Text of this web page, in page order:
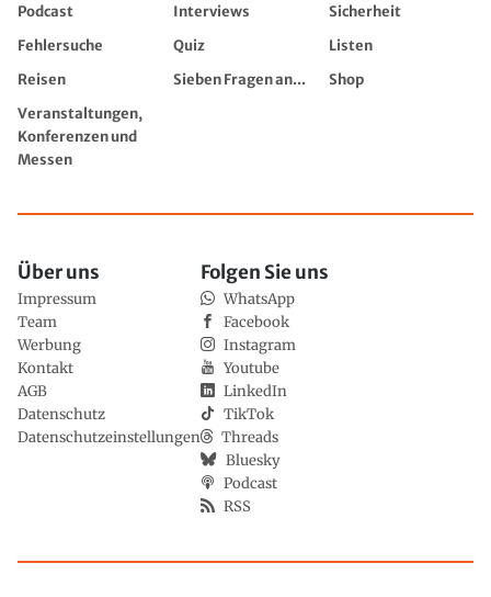
Podcast
Interviews
Sicherheit
Fehlersuche
Quiz
Listen
Reisen
Sieben Fragen an...
Shop
Veranstaltungen,
Konferenzen und
Messen
Über uns
Impressum
Team
Werbung
Kontakt
AGB
Datenschutz
Datenschutzeinstellungen
Folgen Sie uns
WhatsApp
Facebook
Instagram
Youtube
LinkedIn
TikTok
Threads
Bluesky
Podcast
RSS